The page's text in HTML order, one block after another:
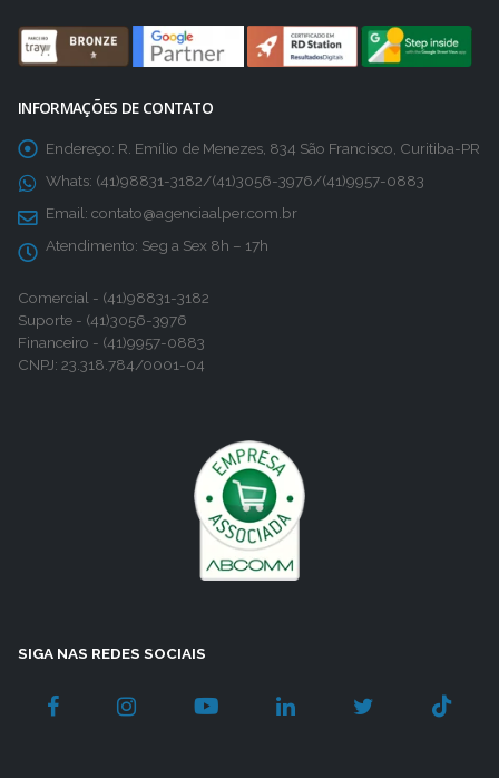
INFORMAÇÕES DE CONTATO
Endereço: R. Emílio de Menezes, 834 São Francisco, Curitiba-PR
Whats: (41)98831-3182/(41)3056-3976/(41)9957-0883
Email: contato@agenciaalper.com.br
Atendimento: Seg a Sex 8h – 17h
Comercial - (41)98831-3182
Suporte - (41)3056-3976
Financeiro - (41)9957-0883
CNPJ: 23.318.784/0001-04
SIGA NAS REDES SOCIAIS